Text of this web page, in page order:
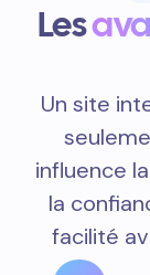
Les
Un site
influence
la
facilité